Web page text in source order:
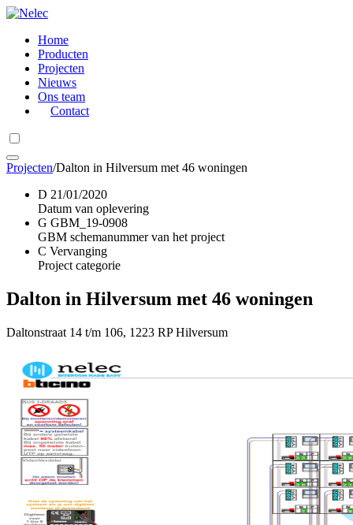
Home
Producten
Projecten
Nieuws
Ons team
Contact
Projecten/Dalton in Hilversum met 46 woningen
D 21/01/2020
Datum van oplevering
G GBM_19-0908
GBM schemanummer van het project
C Vervanging
Project categorie
Dalton in Hilversum met 46 woningen
Daltonstraat 14 t/m 106, 1223 RP Hilversum